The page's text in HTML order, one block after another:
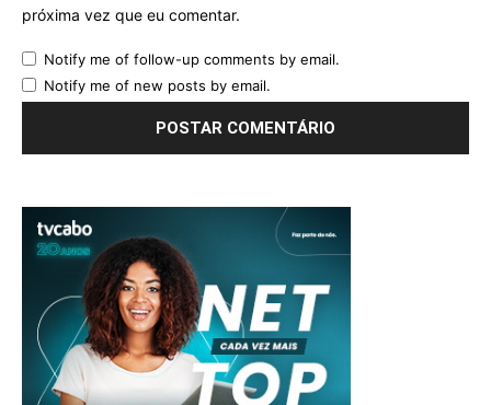
próxima vez que eu comentar.
Notify me of follow-up comments by email.
Notify me of new posts by email.